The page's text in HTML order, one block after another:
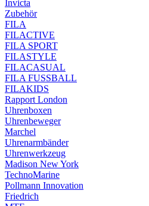
Invicta
Zubehör
FILA
FILACTIVE
FILA SPORT
FILASTYLE
FILACASUAL
FILA FUSSBALL
FILAKIDS
Rapport London
Uhrenboxen
Uhrenbeweger
Marchel
Uhrenarmbänder
Uhrenwerkzeug
Madison New York
TechnoMarine
Pollmann Innovation
Friedrich